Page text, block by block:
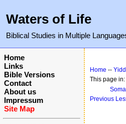
Waters of Life
Biblical Studies in Multiple
Home
Links
Bible Versions
Contact
About us
Impressum
Site Map
Home --
This page in:
Previous